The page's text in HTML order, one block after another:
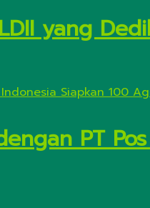
yang
PT